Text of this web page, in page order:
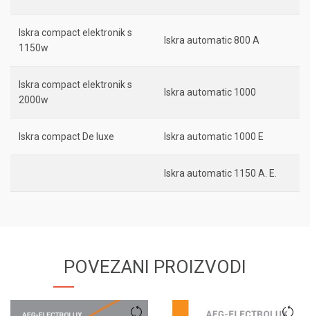
Iskra compact elektronik s
1150w
Iskra automatic 800 A
Iskra compact elektronik s
2000w
Iskra automatic 1000
Iskra compact De luxe Iskra automatic 1000 E
Iskra automatic 1150 A. E.
POVEZANI PROIZVODI